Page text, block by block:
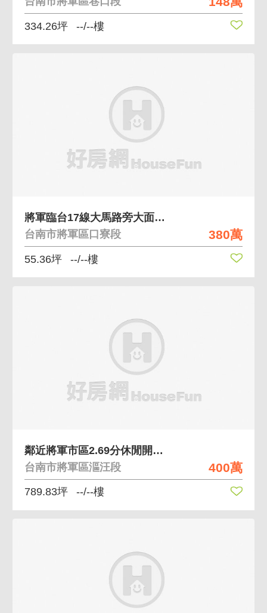
334.26坪 --/--樓
380萬
將軍臨台17線大馬路旁大面寬建地
台南市將軍區口寮段
55.36坪 --/--樓
400萬
鄰近將軍市區2.69分休閒開心農場農牧用地
台南市將軍區漚汪段
789.83坪 --/--樓